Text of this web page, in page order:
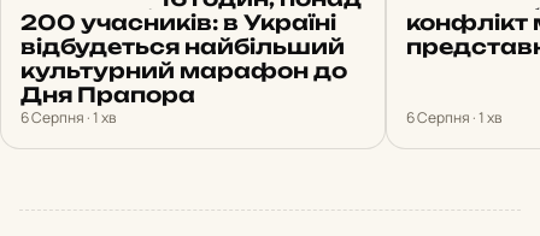
200 учасників: в Україні
відбудеться найбільший
культурний марафон до
Дня Прапора
6 Серпня · 1 хв
конфлікт
6 Серпня · 1 хв